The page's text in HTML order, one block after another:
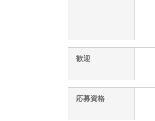
歓迎
応募資格